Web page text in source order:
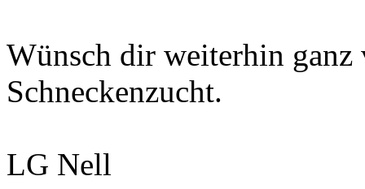
Wünsch dir weiterhin
Schneckenzucht.
LG Nell